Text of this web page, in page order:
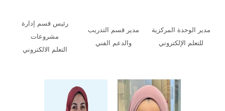
مدير الوحدة المركزية
للتعلم الإلكتروني
مدير قسم التدريب
والدعم الفني
رئيس قسم إدارة
مشروعات
التعلم الالكتروني